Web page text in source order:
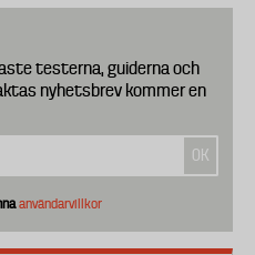
testerna, guiderna och
nyhetsbrev kommer en
användarvillkor